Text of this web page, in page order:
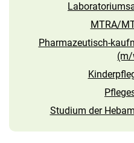
MTRA/
Pharmazeutisch-
Studium der